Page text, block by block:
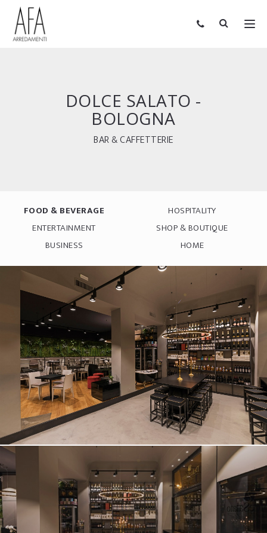
DOLCE SALATO -
BOLOGNA
BAR & CAFFETTERIE
FOOD & BEVERAGE
HOSPITALITY
ENTERTAINMENT
SHOP & BOUTIQUE
BUSINESS
HOME